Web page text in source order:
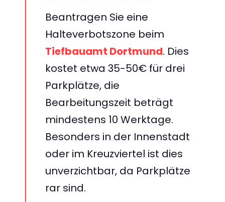
Beantragen Sie eine
Halteverbotszone beim
Tiefbauamt Dortmund. Dies
kostet etwa 35-50€ für drei
Parkplätze, die
Bearbeitungszeit beträgt
mindestens 10 Werktage.
Besonders in der Innenstadt
oder im Kreuzviertel ist dies
unverzichtbar, da Parkplätze
rar sind.